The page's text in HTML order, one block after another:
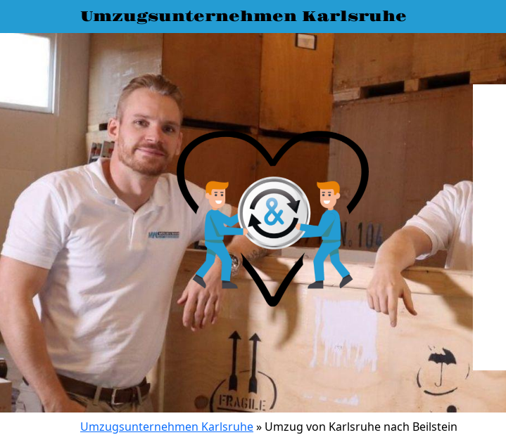
Umzugsunternehmen Karlsruhe
Umzugsunternehmen Karlsruhe» Umzug von Karlsruhe nach Beilstein